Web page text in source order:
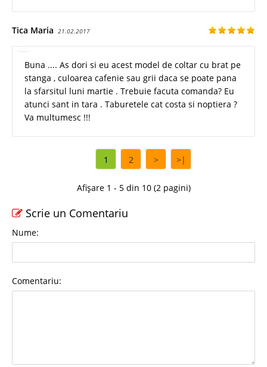
Tica Maria 21.02.2017
Buna .... As dori si eu acest model de coltar cu brat pe
stanga , culoarea cafenie sau grii daca se poate pana
la sfarsitul luni martie . Trebuie facuta comanda? Eu
atunci sant in tara . Taburetele cat costa si noptiera ?
Va multumesc !!!
1 2 > >|
Afișare 1 - 5 din 10 (2 pagini)
Scrie un Comentariu
Nume:
Comentariu: